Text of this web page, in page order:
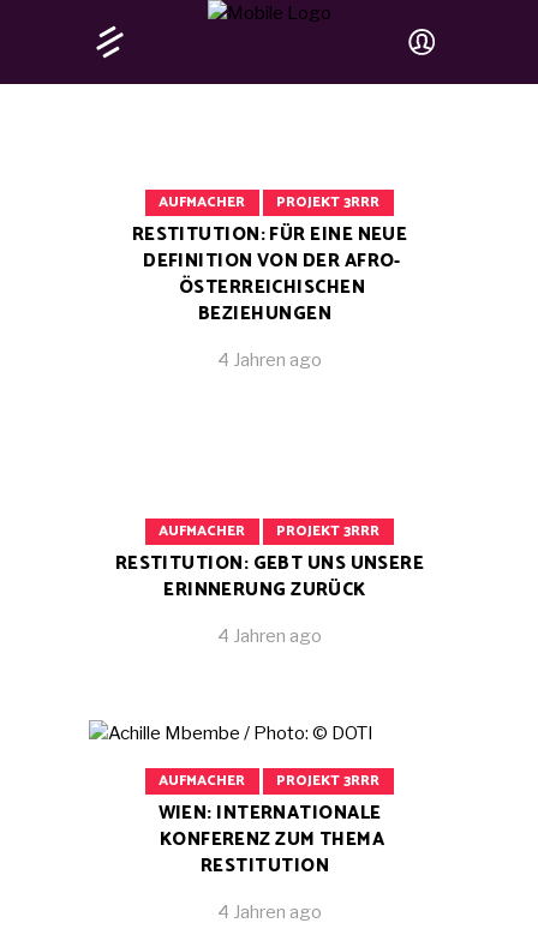
AUFMACHER PROJEKT 3RRR
RESTITUTION: FÜR EINE NEUE
DEFINITION VON DER AFRO-
ÖSTERREICHISCHEN
BEZIEHUNGEN
4 Jahren ago
AUFMACHER PROJEKT 3RRR
RESTITUTION: GEBT UNS UNSERE
ERINNERUNG ZURÜCK
4 Jahren ago
AUFMACHER PROJEKT 3RRR
WIEN: INTERNATIONALE
KONFERENZ ZUM THEMA
RESTITUTION
4 Jahren ago